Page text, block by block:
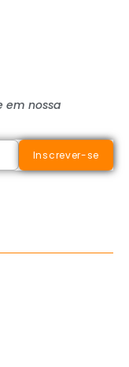
em nossa
Inscrever-se